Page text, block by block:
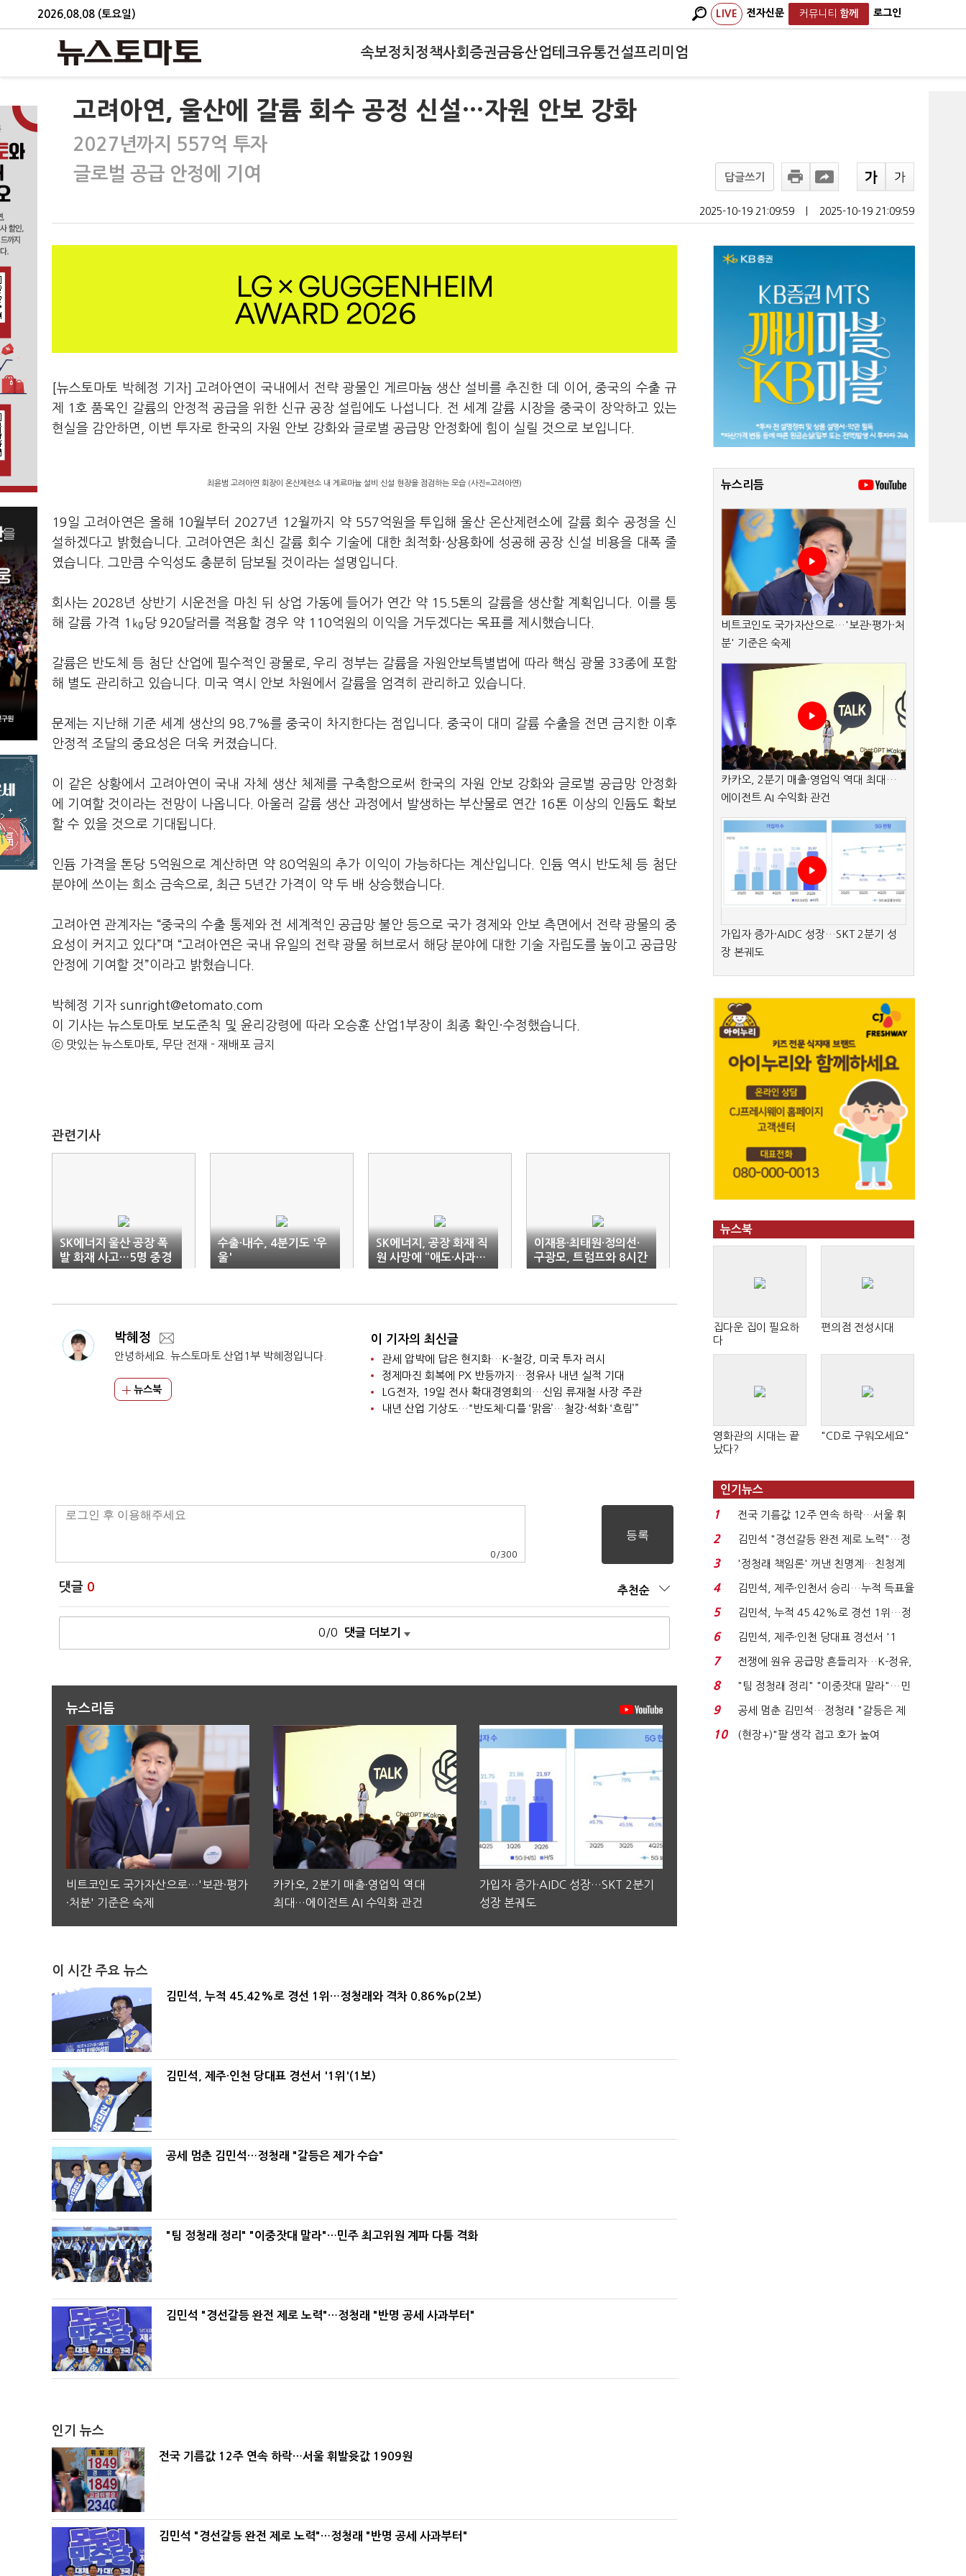
2026.08.08 (토요일) LIVE 전자신문 커뮤니티 함께 로그인
속보정치 정책사회 증권금융산업테크유통건설프리미엄
고려아연, 울산에 갈륨 회수 공정 신설…자원 안보 강화
2027년까지 557억 투자
글로벌 공급 안정에 기여
답글쓰기
2025-10-19 21:09:59 2025-10-19 21:09:59
[뉴스토마토 박혜정 기자] 고려아연이 국내에서 전략 광물인 게르마늄 생산 설비를 추진한 데 이어, 중국의 수출 규
제 1호 품목인 갈륨의 안정적 공급을 위한 신규 공장 설립에도 나섭니다. 전 세계 갈륨 시장을 중국이 장악하고 있는
현실을 감안하면, 이번 투자로 한국의 자원 안보 강화와 글로벌 공급망 안정화에 힘이 실릴 것으로 보입니다.
최윤범 고려아연 회장이 온산제련소 내 게르마늄 설비 신설 현장을 점검하는 모습 (사진=고려아연)
19일 고려아연은 올해 10월부터 2027년 12월까지 약 557억원을 투입해 울산 온산제련소에 갈륨 회수 공정을 신
설하겠다고 밝혔습니다. 고려아연은 최신 갈륨 회수 기술에 대한 최적화·상용화에 성공해 공장 신설 비용을 대폭 줄
였습니다. 그만큼 수익성도 충분히 담보될 것이라는 설명입니다.
회사는 2028년 상반기 시운전을 마친 뒤 상업 가동에 들어가 연간 약 15.5톤의 갈륨을 생산할 계획입니다. 이를 통
해 갈륨 가격 1㎏당 920달러를 적용할 경우 약 110억원의 이익을 거두겠다는 목표를 제시했습니다.
갈륨은 반도체 등 첨단 산업에 필수적인 광물로, 우리 정부는 갈륨을 자원안보특별법에 따라 핵심 광물 33종에 포함
해 별도 관리하고 있습니다. 미국 역시 안보 차원에서 갈륨을 엄격히 관리하고 있습니다.
문제는 지난해 기준 세계 생산의 98.7%를 중국이 차지한다는 점입니다. 중국이 대미 갈륨 수출을 전면 금지한 이후
안정적 조달의 중요성은 더욱 커졌습니다.
이 같은 상황에서 고려아연이 국내 자체 생산 체제를 구축함으로써 한국의 자원 안보 강화와 글로벌 공급망 안정화
에 기여할 것이라는 전망이 나옵니다. 아울러 갈륨 생산 과정에서 발생하는 부산물로 연간 16톤 이상의 인듐도 확보
할 수 있을 것으로 기대됩니다.
인듐 가격을 톤당 5억원으로 계산하면 약 80억원의 추가 이익이 가능하다는 계산입니다. 인듐 역시 반도체 등 첨단
분야에 쓰이는 희소 금속으로, 최근 5년간 가격이 약 두 배 상승했습니다.
고려아연 관계자는 “중국의 수출 통제와 전 세계적인 공급망 불안 등으로 국가 경제와 안보 측면에서 전략 광물의 중
요성이 커지고 있다”며 “고려아연은 국내 유일의 전략 광물 허브로서 해당 분야에 대한 기술 자립도를 높이고 공급망
안정에 기여할 것”이라고 밝혔습니다.
박혜정 기자 sunright@etomato.com
이 기사는 뉴스토마토 보도준칙 및 윤리강령에 따라 오승훈 산업1부장이 최종 확인·수정했습니다.
ⓒ 맛있는 뉴스토마토, 무단 전재 - 재배포 금지
관련기사
SK에너지 울산 공장 폭
발 화재 사고…5명 중경
상
수출·내수, 4분기도 '우
울'
SK에너지, 공장 화재 직
원 사망에 “애도·사과…
재발방지책 마련”
이재용·최태원·정의선·
구광모, 트럼프와 8시간
골프 회동
박혜정
안녕하세요. 뉴스토마토 산업1부 박혜정입니다.
뉴스북
이 기자의 최신글
관세 압박에 답은 현지화…K-철강, 미국 투자 러시
정제마진 회복에 PX 반등까지…정유사 내년 실적 기대
LG전자, 19일 전사 확대경영회의…신임 류재철 사장 주관
내년 산업 기상도…“반도체·디플 ‘맑음’…철강·석화 ‘흐림’”
0 /300
댓글 0 추천순
0/0 댓글 더보기
뉴스리듬
비트코인도 국가자산으로…'보관·평가
·처분' 기준은 숙제
카카오, 2분기 매출·영업익 역대
최대…에이전트 AI 수익화 관건
가입자 증가·AIDC 성장…SKT 2분기
성장 본궤도
이 시간 주요 뉴스
김민석, 누적 45.42%로 경선 1위…정청래와 격차 0.86%p(2보)
김민석, 제주·인천 당대표 경선서 '1위'(1보)
공세 멈춘 김민석…정청래 "갈등은 제가 수습"
"팀 정청래 정리" "이중잣대 말라"…민주 최고위원 계파 다툼 격화
김민석 "경선갈등 완전 제로 노력"…정청래 "반명 공세 사과부터"
인기 뉴스
전국 기름값 12주 연속 하락…서울 휘발윳값 1909원
김민석 "경선갈등 완전 제로 노력"…정청래 "반명 공세 사과부터"
뉴스리듬
비트코인도 국가자산으로…'보관·평가·처
분' 기준은 숙제
카카오, 2분기 매출·영업익 역대 최대…
에이전트 AI 수익화 관건
가입자 증가·AIDC 성장…SKT 2분기 성
장 본궤도
뉴스북
집다운 집이 필요하
다
편의점 전성시대
영화관의 시대는 끝
났다?
"CD로 구워오세요"
인기뉴스
1
전국 기름값 12주 연속 하락…서울 휘
발윳값 1909원...
2
김민석 "경선갈등 완전 제로 노력"…정
청래 "반명 공세 사...
3
'정청래 책임론' 꺼낸 친명계…친청계
는 추가투표 때리기...
4
김민석, 제주·인천서 승리…누적 득표율
'1위 탈환'(종합)...
5
김민석, 누적 45.42%로 경선 1위…정
청래와 격차 0.86%p(...
6
김민석, 제주·인천 당대표 경선서 '1
위'(1보)...
7
전쟁에 원유 공급망 흔들리자…K-정유,
에너지안보 핵심...
8
"팀 정청래 정리" "이중잣대 말라"…민
주 최고위원 계파 다...
9
공세 멈춘 김민석…정청래 "갈등은 제
가 수습"
10
(현장+)"팔 생각 접고 호가 높여